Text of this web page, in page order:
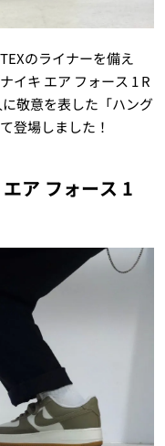
のライナーを備え
イキ エア フォース 1 R
敬意を表した「ハング
登場しました！
ア フォース 1